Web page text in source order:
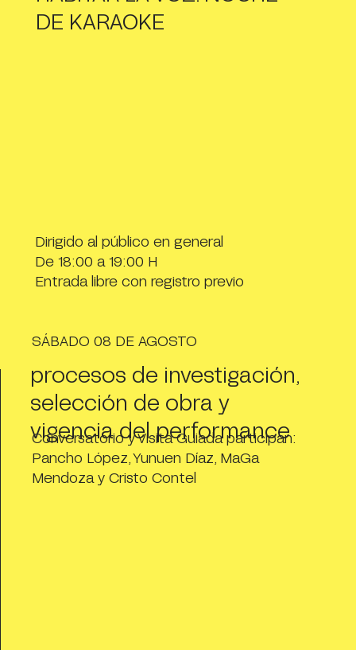
DE KARAOKE
Dirigido al público en general
De 18:00 a 19:00 H
Entrada libre con registro previo
SÁBADO 08 DE AGOSTO
procesos de investigación,
selección de obra y
vigencia del performance
Conversatorio y Visita Guiada participan:
Pancho López, Yunuen Díaz, MaGa
Mendoza y Cristo Contel